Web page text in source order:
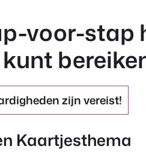
voor-
zijn vereist!
Kaartjesthema